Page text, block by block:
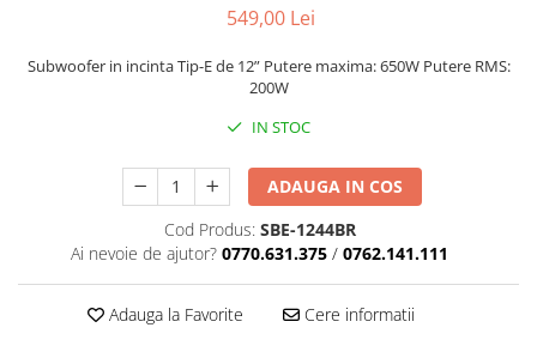
Conectori Difuzoare
Difuzoare, boxe auto coaxiale
Difuzoare-Sisteme / Componente
549,00 Lei
Subwoofer in incinta Tip-E de 12” Putere maxima: 650W Putere RMS:
200W
IN STOC
ADAUGA IN COS
Cod Produs: SBE-1244BR
Ai nevoie de ajutor? 0770.631.375 / 0762.141.111
Adauga la Favorite Cere informatii